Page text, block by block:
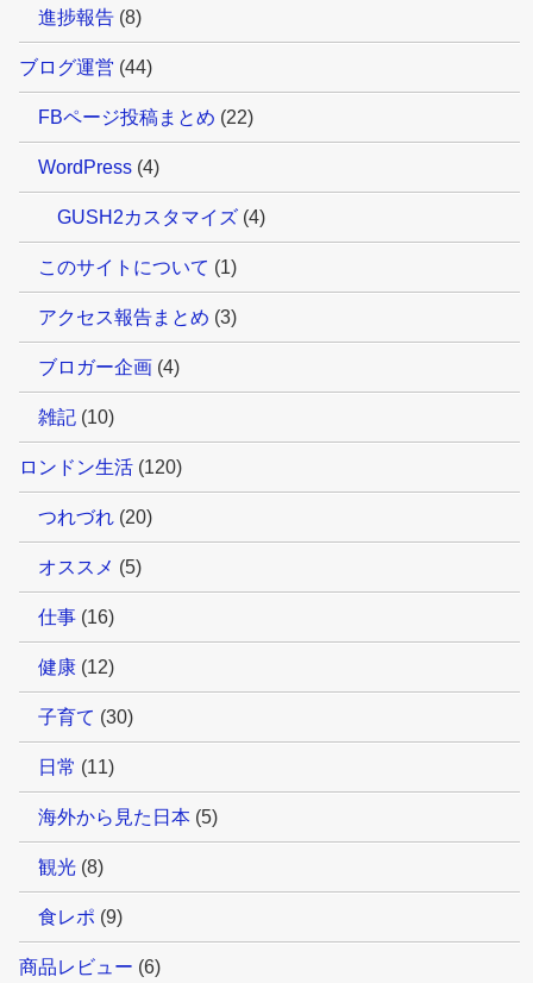
進捗報告 (8)
ブログ運営 (44)
FBページ投稿まとめ (22)
WordPress (4)
GUSH2カスタマイズ (4)
このサイトについて (1)
アクセス報告まとめ (3)
ブロガー企画 (4)
雑記 (10)
ロンドン生活 (120)
つれづれ (20)
オススメ (5)
仕事 (16)
健康 (12)
子育て (30)
日常 (11)
海外から見た日本 (5)
観光 (8)
食レポ (9)
商品レビュー (6)